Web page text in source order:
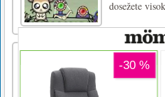
dosežete
Košarka
Basketball
fizikalna